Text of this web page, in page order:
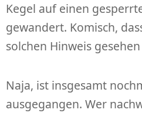
Kegel auf einen
gewandert. Komisch,
solchen Hinweis
Naja, ist insgesamt
ausgegangen. Wer